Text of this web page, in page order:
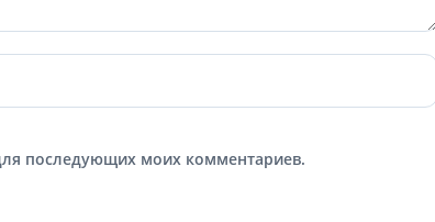
последующих моих комментариев.